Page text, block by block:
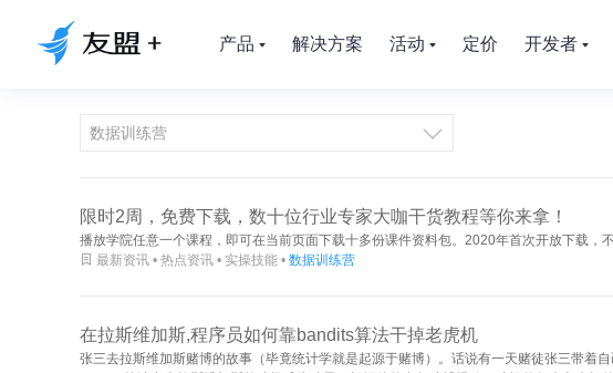
产品 解决方案 活动 定价 开发者

限时2周，免费下载，数十位行业专家大咖干货教程等你来拿！
播放学院任意一个课程，即可在当前页面下载十多份课件资料包。2020年首次开放下载，
 最新资讯 • 热点资讯 • 实操技能 • 数据训练营
在拉斯维加斯,程序员如何靠bandits算法干掉老虎机
张三去拉斯维加斯赌博的故事（毕竟统计学就是起源于赌博）。话说有一天赌徒张三带着